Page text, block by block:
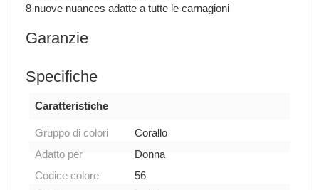
8 nuove nuances adatte a tutte le carnagioni
Garanzie
Specifiche
Caratteristiche
Gruppo di colori
Corallo
Adatto per
Donna
Codice colore
56